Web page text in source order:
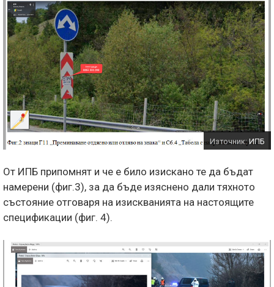
Източник:ИПБ
От ИПБ припомнят и че е било изискано те да бъдат
намерени (фиг.3), за да бъде изяснено дали тяхното
състояние отговаря на изискванията на настоящите
спецификации (фиг. 4).